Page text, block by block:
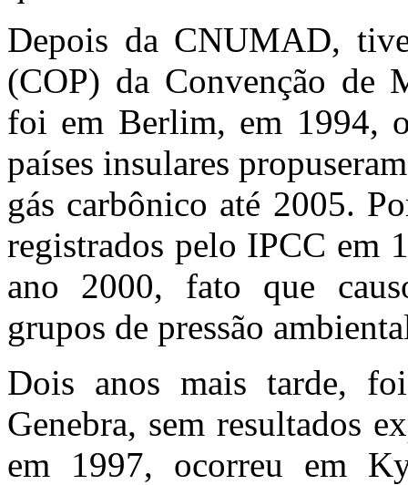
Depois da CNUMAD,
(COP) da Convenção de
foi em Berlim, em 1994,
países insulares
gás carbônico até 2005.
registrados pelo IPCC em
ano 2000, fato que
grupos de pressão
Dois anos mais tarde,
Genebra, sem resultados
em 1997, ocorreu em